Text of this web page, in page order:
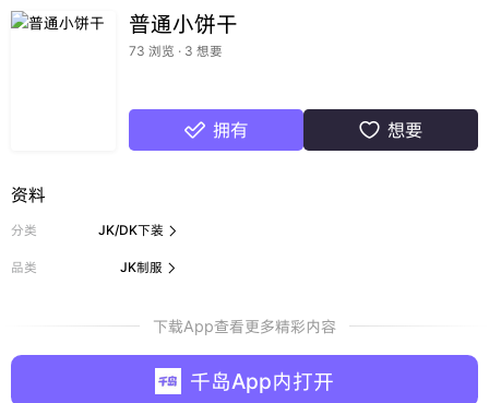
普通小饼干
73 浏览 · 3 想要
 拥有  想要
资料
分类 JK/DK下装 
品类 JK制服 
下载App查看更多精彩内容
千岛App内打开